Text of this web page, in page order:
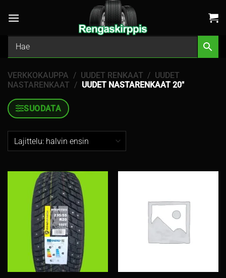
VERKKOKAUPPA / UUDET RENKAAT / UUDET
NASTARENKAAT / UUDET NASTARENKAAT 20″
SUODATA